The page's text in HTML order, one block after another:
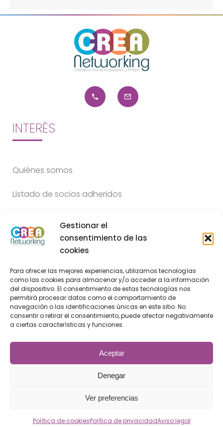
Gestionar el
consentimiento de las
cookies
Para ofrecer las mejores experiencias, utilizamos tecnologías
como las cookies para almacenar y/o acceder a la información
del dispositivo. El consentimiento de estas tecnologías nos
permitirá procesar datos como el comportamiento de
navegación o las identificaciones únicas en este sitio. No
consentir o retirar el consentimiento, puede afectar negativamente
a ciertas características y funciones.
Aceptar
Denegar
Ver preferencias
Política de cookiesPolítica de privacidadAviso legal
INTERÉS
Quiénes somos
Listado de socios adheridos
LEGAL
Aviso legal
Política de privacidad
Política de cookies
2022 © CREA Networking - Cartagena Red de